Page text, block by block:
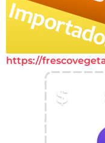
https://